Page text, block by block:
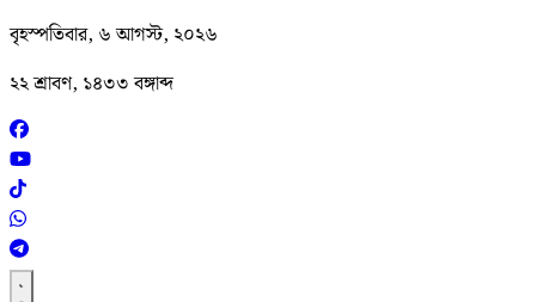
বৃহস্পতিবার, ৬ আগস্ট, ২০২৬
২২ শ্রাবণ, ১৪৩৩ বঙ্গাব্দ